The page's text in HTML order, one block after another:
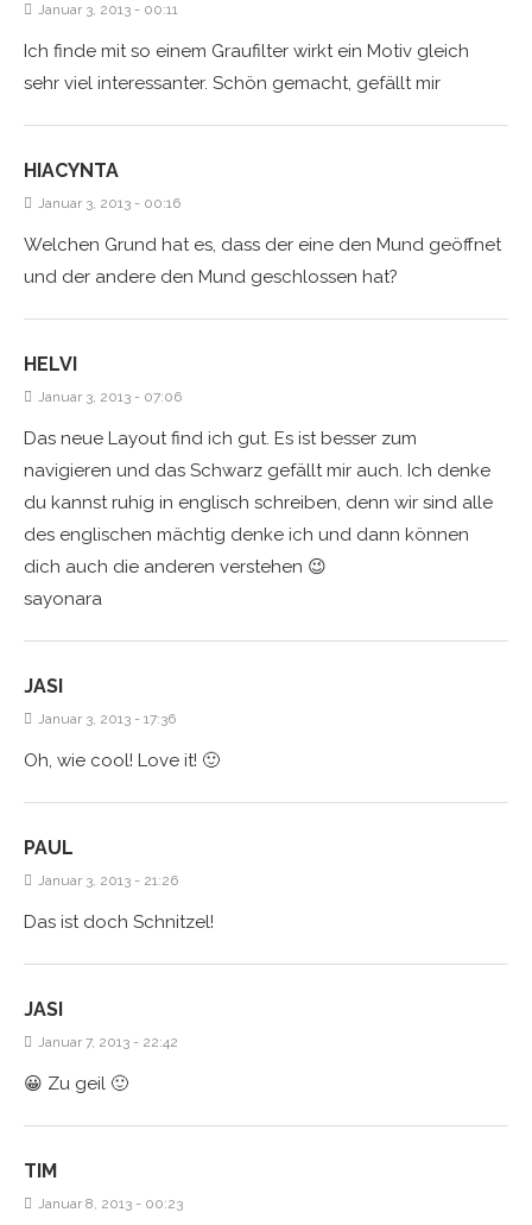
Januar 3, 2013 - 00:11
Ich finde mit so einem Graufilter wirkt ein Motiv gleich
sehr viel interessanter. Schön gemacht, gefällt mir
HIACYNTA
Januar 3, 2013 - 00:16
Welchen Grund hat es, dass der eine den Mund geöffnet
und der andere den Mund geschlossen hat?
HELVI
Januar 3, 2013 - 07:06
Das neue Layout find ich gut. Es ist besser zum
navigieren und das Schwarz gefällt mir auch. Ich denke
du kannst ruhig in englisch schreiben, denn wir sind alle
des englischen mächtig denke ich und dann können
dich auch die anderen verstehen 😉
sayonara
JASI
Januar 3, 2013 - 17:36
Oh, wie cool! Love it! 🙂
PAUL
Januar 3, 2013 - 21:26
Das ist doch Schnitzel!
JASI
Januar 7, 2013 - 22:42
😀 Zu geil 🙂
TIM
Januar 8, 2013 - 00:23